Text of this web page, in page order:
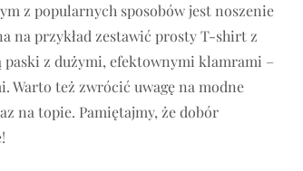
z popularnych sposobów jest noszenie
na przykład zestawić prosty T-shirt z
z dużymi, efektownymi klamrami –
Warto też zwrócić uwagę na modne
na topie. Pamiętajmy, że dobór